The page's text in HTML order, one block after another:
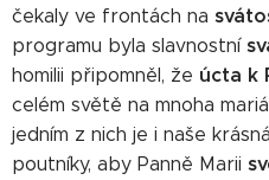
čekaly ve frontách na
programu byla slavnostní
homilii připomněl, že úcta k
celém světě na mnoha
jedním z nich je i naše
poutníky, aby Panně Marii